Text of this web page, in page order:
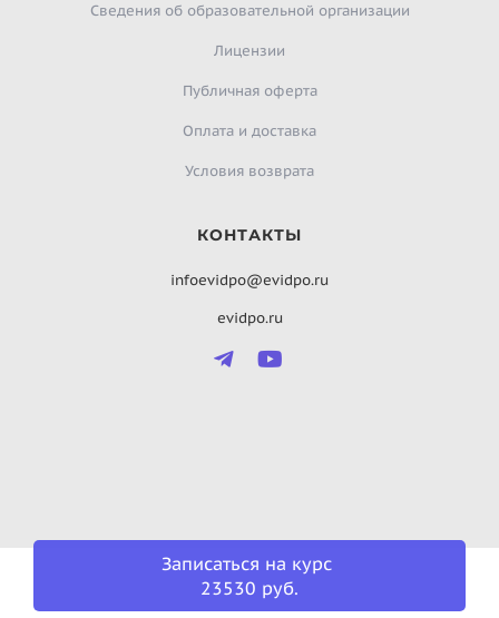
Записаться на курс
23530 руб.
Сведения об образовательной организации
Лицензии
Публичная оферта
Оплата и доставка
Условия возврата
КОНТАКТЫ
infoevidpo@evidpo.ru
evidpo.ru